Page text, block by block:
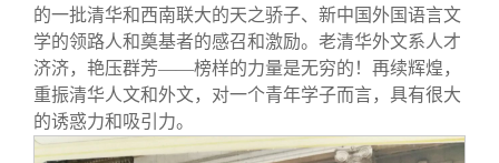
的一批清华和西南联大的天之骄子、新中国外国语言文
学的领路人和奠基者的感召和激励。老清华外文系人才
济济，艳压群芳——榜样的力量是无穷的！再续辉煌，
重振清华人文和外文，对一个青年学子而言，具有很大
的诱惑力和吸引力。